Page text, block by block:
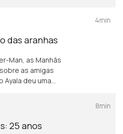
das aranhas
Man, as Manhãs
as amigas
Ayala deu uma
4min
25 anos
8min